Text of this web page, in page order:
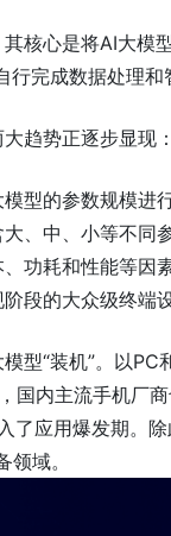
核心是将AI大模
完成数据处理和
趋势正逐步显现：
型的参数规模进
、中、小等不同
功耗和性能等因
段的大众级终端设
型“装机”。以
国内主流手机厂
了应用爆发期。
域。